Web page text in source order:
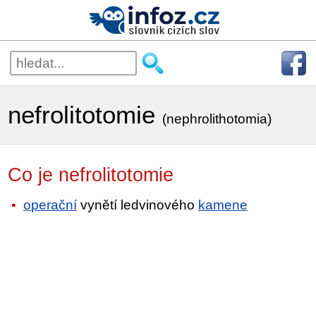
nefrolitotomie (nephrolithotomia)
Co je nefrolitotomie
operační vynětí ledvinového kamene